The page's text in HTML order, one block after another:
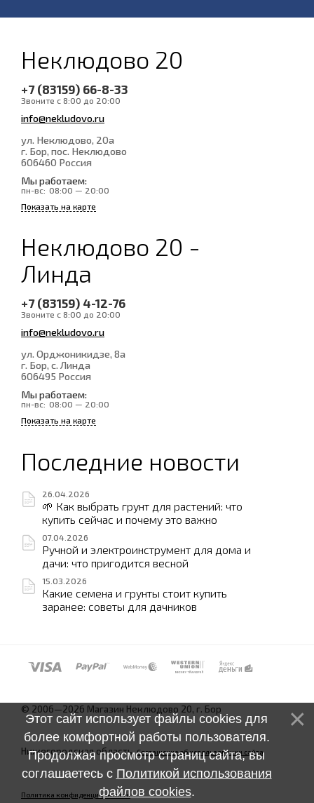
Неклюдово 20
+7 (83159) 66-8-33
Звоните с 8:00 до 20:00
info@nekludovo.ru
ул. Неклюдово, 20а
г. Бор, пос. Неклюдово
606460 Россия
Мы работаем:
пн-вс: 08:00 — 20:00
Показать на карте
Неклюдово 20 -
Линда
+7 (83159) 4-12-76
Звоните с 8:00 до 20:00
info@nekludovo.ru
ул. Орджоникидзе, 8а
г. Бор, с. Линда
606495 Россия
Мы работаем:
пн-вс: 08:00 — 20:00
Показать на карте
Последние новости
26.04.2026
🌱 Как выбрать грунт для растений: что
купить сейчас и почему это важно
07.04.2026
Ручной и электроинструмент для дома и
дачи: что пригодится весной
15.03.2026
Какие семена и грунты стоит купить
заранее: советы для дачников
© 2006—2026 Магазин Неклюдово 20, г. Бор
Нижегородская область.Соглашение об использовании сайта
Политика конфиденциальности
Этот сайт использует файлы cookies для
более комфортной работы пользователя.
Продолжая просмотр страниц сайта, вы
соглашаетесь с Политикой использования
файлов cookies.